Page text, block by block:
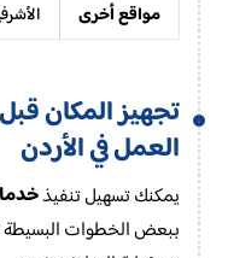
مواقع أخرى
تجهيز المكان
العمل في الأردن
يمكنك تسهيل تنفيذ
ببعض الخطوات